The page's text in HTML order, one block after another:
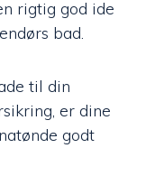
rigtig god ide
bad.
til din
er dine
godt